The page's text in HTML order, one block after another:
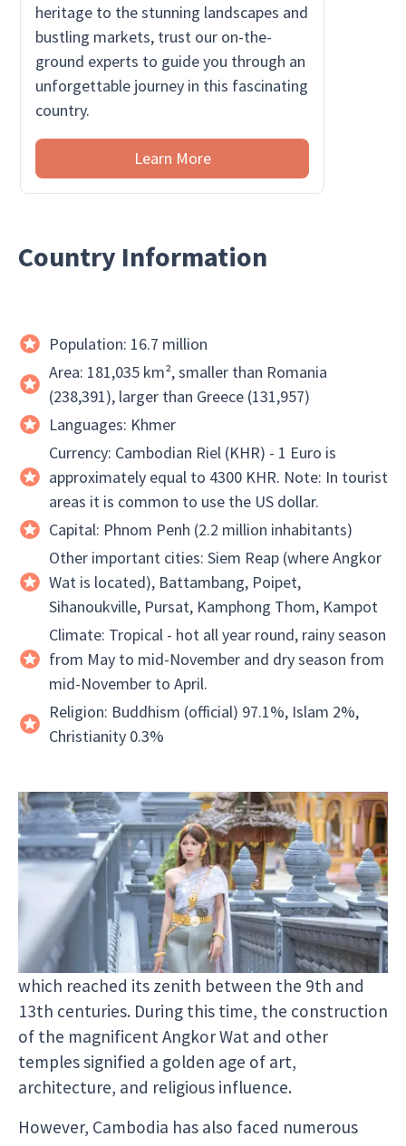
heritage to the stunning landscapes and
bustling markets, trust our on-the-
ground experts to guide you through an
unforgettable journey in this fascinating
country.
Learn More
Country Information
Population: 16.7 million
Area: 181,035 km², smaller than Romania
(238,391), larger than Greece (131,957)
Languages: Khmer
Currency: Cambodian Riel (KHR) - 1 Euro is
approximately equal to 4300 KHR. Note: In tourist
areas it is common to use the US dollar.
Capital: Phnom Penh (2.2 million inhabitants)
Other important cities: Siem Reap (where Angkor
Wat is located), Battambang, Poipet,
Sihanoukville, Pursat, Kamphong Thom, Kampot
Climate: Tropical - hot all year round, rainy season
from May to mid-November and dry season from
mid-November to April.
Religion: Buddhism (official) 97.1%, Islam 2%,
Christianity 0.3%
##A Brief History of Cambodia:
From a challenging past to a hopeful future,
Cambodian culture is rich and diverse, with roots
tracing back thousands of years. The history of
Cambodia
is marked by the rise and fall of
powerful kingdoms, including the Khmer Empire,
which reached its zenith between the 9th and
13th centuries. During this time, the construction
of the magnificent Angkor Wat and other
temples signified a golden age of art,
architecture, and religious influence.
However, Cambodia has also faced numerous